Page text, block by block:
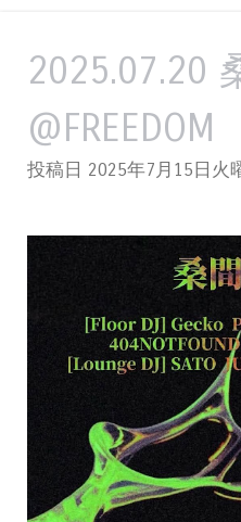
2025.07.20
@FREEDOM
投稿日 2025年7月15日火